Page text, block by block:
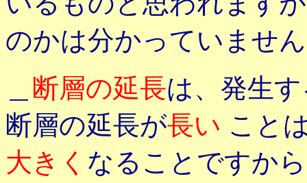
のかは分かっていませ
断層の延長は、発生
断層の延長が長い こと
大きく なることですか